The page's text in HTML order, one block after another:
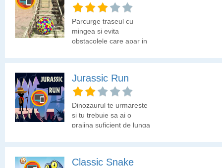
Parcurge traseul cu
mingea si evita
obstacolele care apar in
Jurassic Run
Dinozaurul te urmareste
si tu trebuie sa ai o
prajina suficient de lunga
Classic Snake